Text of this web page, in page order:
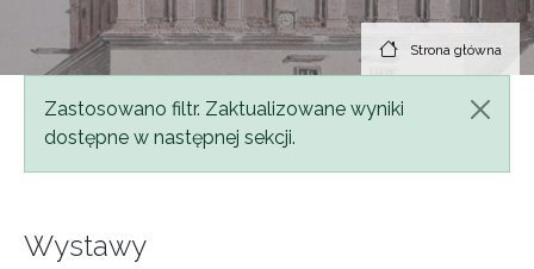
Strona główna
Komunikat
Zastosowano filtr. Zaktualizowane wyniki
dostępne w następnej sekcji.
Wystawy